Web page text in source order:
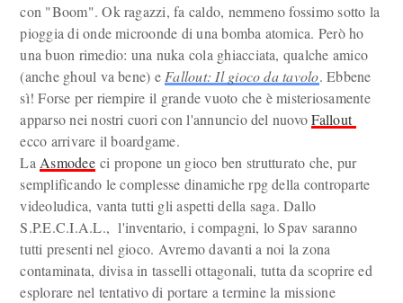
con "Boom". Ok ragazzi, fa caldo, nemmeno fossimo sotto la
pioggia di onde microonde di una bomba atomica. Però ho
una buon rimedio: una nuka cola ghiacciata, qualche amico
(anche ghoul va bene) e Fallout: Il gioco da tavolo. Ebbene
sì! Forse per riempire il grande vuoto che è misteriosamente
apparso nei nostri cuori con l'annuncio del nuovoFallout
ecco arrivare il boardgame.
La Asmodeeci propone un gioco ben strutturato che, pur
semplificando le complesse dinamiche rpg della controparte
videoludica, vanta tutti gli aspetti della saga. Dallo
S.P.E.C.I.A.L., l'inventario, i compagni, lo Spav saranno
tutti presenti nel gioco. Avremo davanti a noi la zona
contaminata, divisa in tasselli ottagonali, tutta da scoprire ed
esplorare nel tentativo di portare a termine la missione